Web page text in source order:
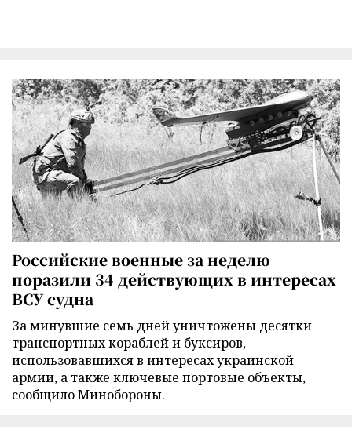
Российские военные за неделю
поразили 34 действующих в интересах
ВСУ судна
За минувшие семь дней уничтожены десятки
транспортных кораблей и буксиров,
использовавшихся в интересах украинской
армии, а также ключевые портовые объекты,
сообщило Минобороны.